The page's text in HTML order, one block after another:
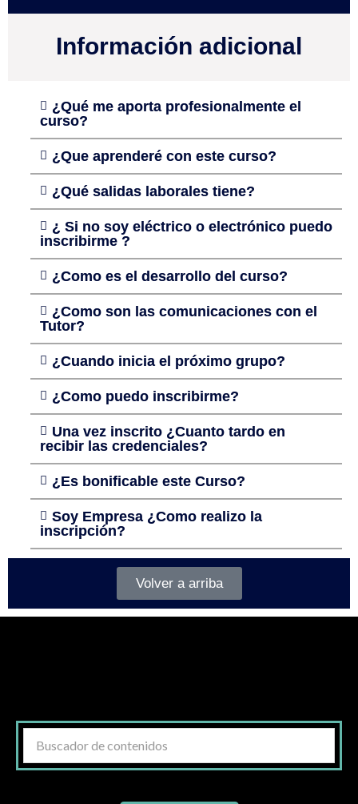
Información adicional
¿Qué me aporta profesionalmente el
curso?
¿Que aprenderé con este curso?
¿Qué salidas laborales tiene?
¿ Si no soy eléctrico o electrónico puedo
inscribirme ?
¿Como es el desarrollo del curso?
¿Como son las comunicaciones con el
Tutor?
¿Cuando inicia el próximo grupo?
¿Como puedo inscribirme?
Una vez inscrito ¿Cuanto tardo en
recibir las credenciales?
¿Es bonificable este Curso?
Soy Empresa ¿Como realizo la
inscripción?
Volver a arriba